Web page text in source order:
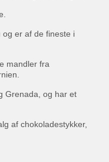
er af de fineste i
mandler fra
Grenada, og har et
af chokoladestykker,